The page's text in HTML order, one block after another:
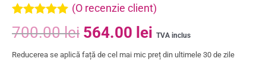
Evaluat la
5.00din 5 pe
singure
(O recenzie client)
700.00lei 564.00 lei TVA inclus
Reducerea se aplică față de cel mai mic preț din ultimele 30 de zile